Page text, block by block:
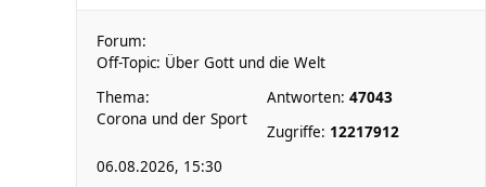
Forum:
Off-Topic: Über Gott und die Welt
Thema:
Corona und der Sport
Antworten: 47043
Zugriffe: 12217912
06.08.2026, 15:30